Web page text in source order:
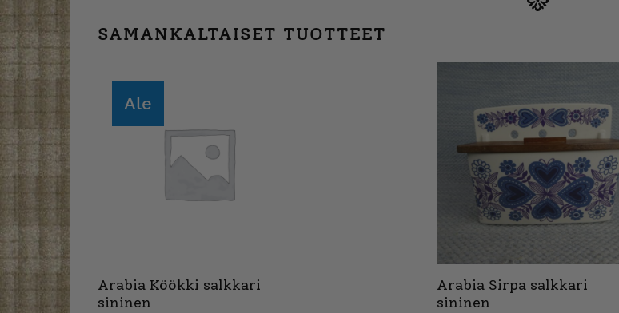
SAMANKALTAISET TUOTTEET
Ale
Arabia Köökki salkkari
sininen
Arabia Sirpa salkkari
sininen